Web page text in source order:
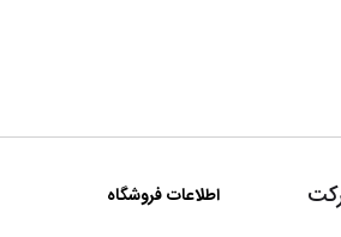
اطلاعات فروشگاه